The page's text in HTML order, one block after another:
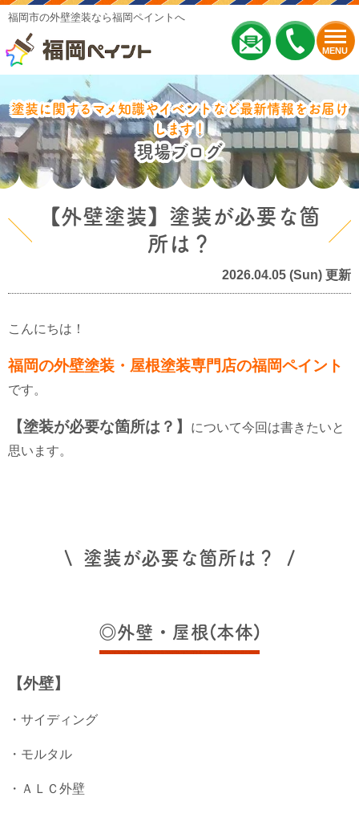
MENU
福岡市の外壁塗装なら福岡ペイントへ
塗装に関するマメ知識やイベントなど最新情報をお届け
します！
現場ブログ
【外壁塗装】塗装が必要な箇
所は？
2026.04.05 (Sun) 更新
こんにちは！
福岡の外壁塗装・屋根塗装専門店の福岡ペイント
です。
【塗装が必要な箇所は？】
について今回は書きたいと
思います。
\ 塗装が必要な箇所は？ /
◎外壁・屋根(本体)
【外壁】
・サイディング
・モルタル
・ＡＬＣ外壁